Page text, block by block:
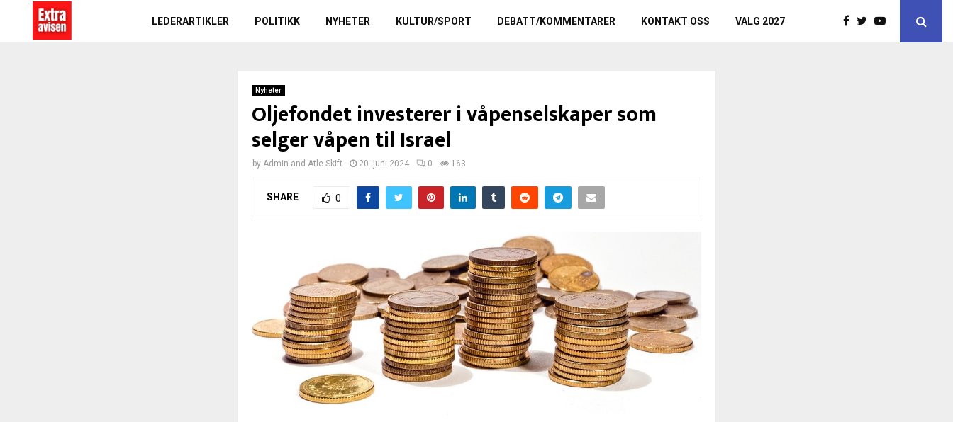
LEDERARTIKLER POLITIKK NYHETER KULTUR/SPORT DEBATT/KOMMENTARER KONTAKT OSS VALG 2027
Nyheter
Oljefondet investerer i våpenselskaper som
selger våpen til Israel
by Admin and Atle Skift 20. juni 2024 0 163
SHARE 0